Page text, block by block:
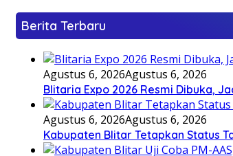
Berita Terbaru
Agustus 6, 2026Agustus 6, 2026
Blitaria Expo 2026 Resmi Dibuka,
Agustus 6, 2026Agustus 6, 2026
Kabupaten Blitar Tetapkan Status